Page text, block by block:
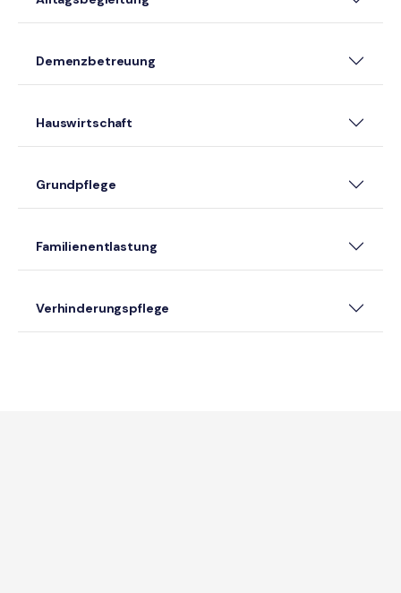
Demenzbetreuung
Hauswirtschaft
Grundpflege
Familienentlastung
Verhinderungspflege